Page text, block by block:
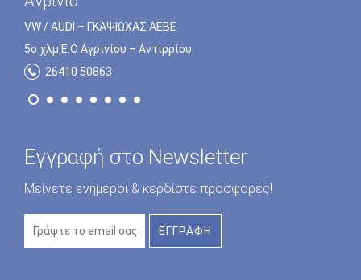
VW / AUDI – Γ.ΚΑΨΙΩΧΑΣ ΑΕΒΕ
5o χλμ Ε.Ο Πρέβεζας – Ηγουμενίτσας
26820 23172
VW / AUDI – Γ.ΚΑΨΙΩΧΑΣ ΑΕΒΕ
5o χλμ Ε.Ο Αγρινίου – Αντιρρίου
26410 50863
Εγγραφή στο Newsletter
Μείνετε ενήμεροι & κερδίστε προσφορές!